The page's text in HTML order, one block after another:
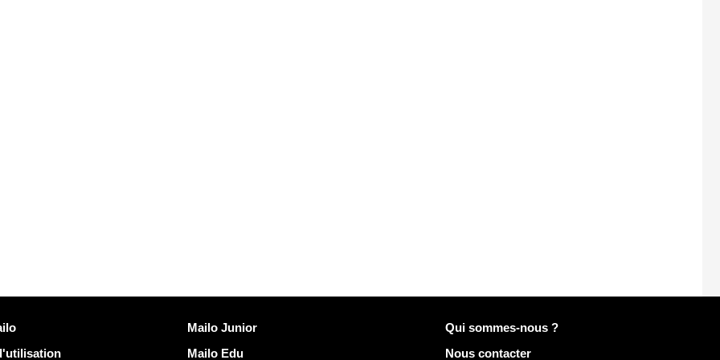
Découvrir Mailo
Mailo Junior
Mailo Edu
Plus d'infos sur Mailo
Qui sommes-nous ?
Nous contacter